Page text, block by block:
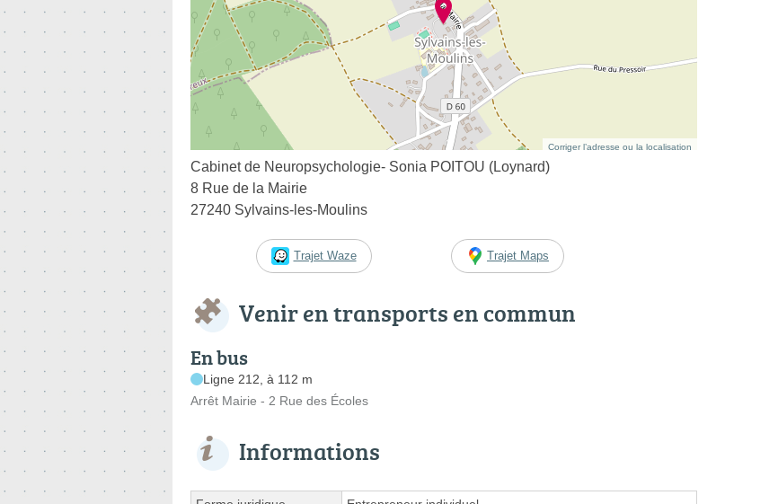
Corriger l’adresse ou la localisation
Cabinet de Neuropsychologie- Sonia POITOU (Loynard)
8 Rue de la Mairie
27240 Sylvains-les-Moulins
Trajet Waze Trajet Maps
Venir en transports en commun
En bus
Ligne 212, à 112 m
Arrêt Mairie - 2 Rue des Écoles
Informations